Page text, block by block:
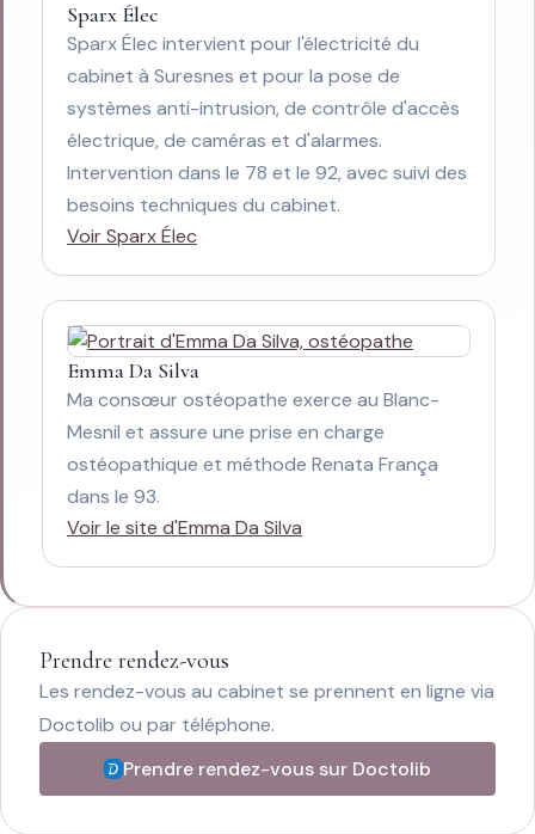
Sparx Élec
Sparx Élec intervient pour l'électricité du
cabinet à Suresnes et pour la pose de
systèmes anti-intrusion, de contrôle d'accès
électrique, de caméras et d'alarmes.
Intervention dans le 78 et le 92, avec suivi des
besoins techniques du cabinet.
Voir Sparx Élec
Emma Da Silva
Ma consœur ostéopathe exerce au Blanc-
Mesnil et assure une prise en charge
ostéopathique et méthode Renata França
dans le 93.
Voir le site d'Emma Da Silva
Prendre rendez-vous
Les rendez-vous au cabinet se prennent en ligne via
Doctolib ou par téléphone.
Prendre rendez-vous sur Doctolib